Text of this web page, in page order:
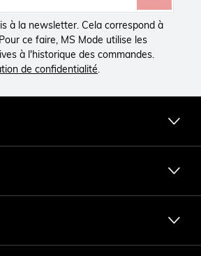
à la newsletter. Cela correspond à
ce faire, MS Mode utilise les
à l'historique des commandes.
de confidentialité